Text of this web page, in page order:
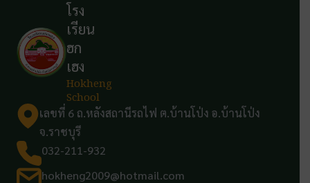
โรง
เรียน
ฮก
เฮง
Hokheng
School
เลขที่ 6 ถ.หลังสถานีรถไฟ ต.บ้านโป่ง อ.บ้านโป่ง
จ.ราชบุรี
032-211-932
hokheng2009@hotmail.com